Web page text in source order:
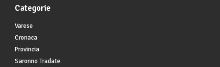
Categorie
Varese
Cronaca
Provincia
Saronno Tradate